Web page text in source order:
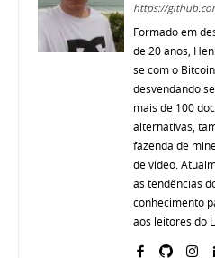
https://
Formado em
de 20 anos,
se com o
desvendando
mais de 100
alternativas,
fazenda de
de vídeo.
as tendências
conhecimento
aos leitores do